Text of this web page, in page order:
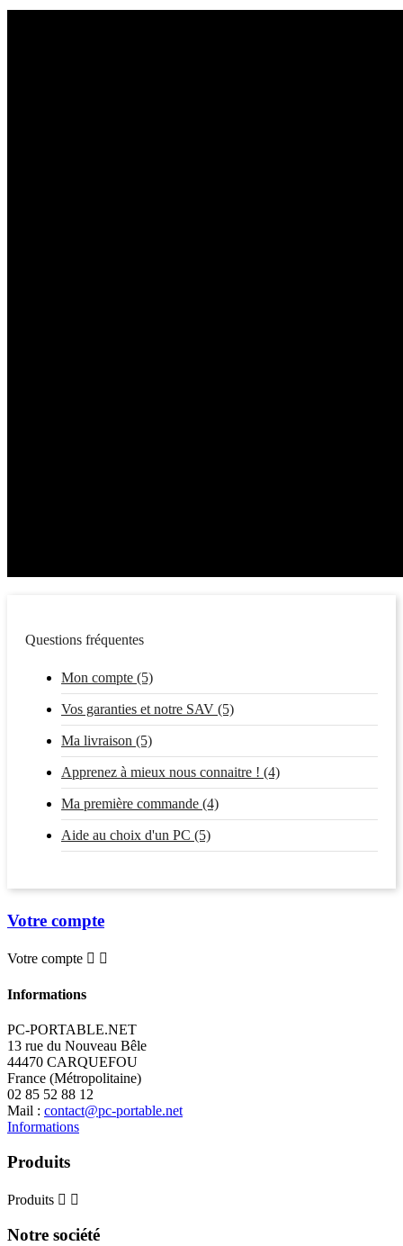
Questions fréquentes
Mon compte (5)
Vos garanties et notre SAV (5)
Ma livraison (5)
Apprenez à mieux nous connaitre ! (4)
Ma première commande (4)
Aide au choix d'un PC (5)
Votre compte
Votre compte  
Informations
PC-PORTABLE.NET
13 rue du Nouveau Bêle
44470 CARQUEFOU
France (Métropolitaine)
02 85 52 88 12
Mail : contact@pc-portable.net
Informations
Produits
Produits  
Notre société